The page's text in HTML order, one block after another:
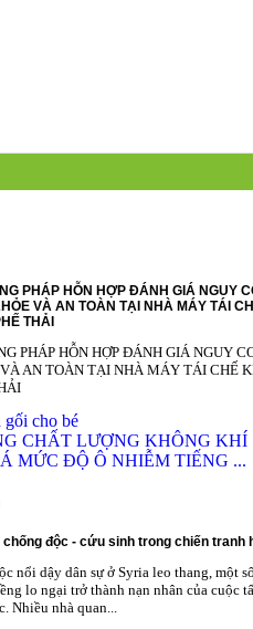
PHÁP HỖN HỢP ĐÁNH GIÁ NGUY
VÀ AN TOÀN TẠI NHÀ MÁY TÁI
THẢI
PHÁP HỖN HỢP ĐÁNH GIÁ NGUY
AN TOÀN TẠI NHÀ MÁY TÁI CHẾ
gối cho bé
CHẤT LƯỢNG KHÔNG KHÍ
MỨC ĐỘ Ô NHIỄM TIẾNG ...
chống độc - cứu sinh trong chiến tranh
nổi dậy dân sự ở Syria leo thang, một
lo ngại trở thành nạn nhân của cuộc
Nhiều nhà quan...